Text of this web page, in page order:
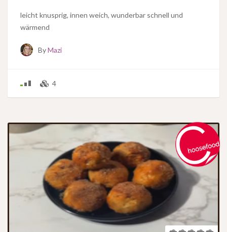
leicht knusprig, innen weich, wunderbar schnell und
wärmend
ByMazi
4